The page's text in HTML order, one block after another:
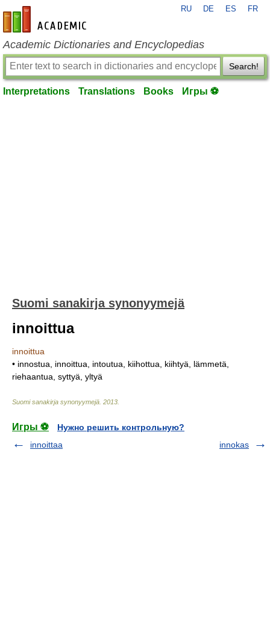
en-academic.com
RU DE ES FR
Academic Dictionaries and Encyclopedias
Search!
Interpretations Translations Books Игры ⚽
Suomi sanakirja synonyymejä
innoittua
innoittua
• innostua, innoittua, intoutua, kiihottua, kiihtyä, lämmetä,
riehaantua, syttyä, yltyä
Suomi sanakirja synonyymejä 2013
Игры ⚽
Нужно решить контрольную?
innoittaa
innokas